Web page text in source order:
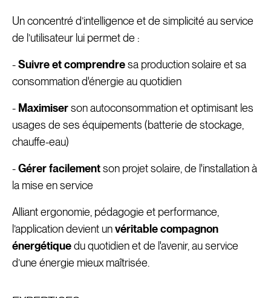
Un concentré d’intelligence et de simplicité au service
de l’utilisateur lui permet de :
-Suivre et comprendresa production solaire et sa
consommation d'énergie au quotidien
- Maximiserson autoconsommation et optimisant les
usages de ses équipements (batterie de stockage,
chauffe-eau)
-Gérer facilementson projet solaire, de l'installation à
la mise en service
Alliant ergonomie, pédagogie et performance,
l’application devient unvéritable compagnon
énergétiquedu quotidien et de l'avenir, au service
d’une énergie mieux maîtrisée.